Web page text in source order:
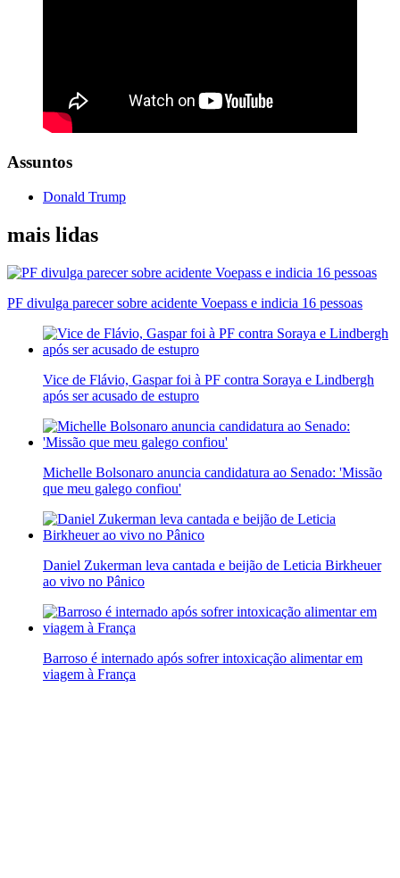
Assuntos
Donald Trump
mais lidas
PF divulga parecer sobre acidente Voepass e indicia 16 pessoas
Vice de Flávio, Gaspar foi à PF contra Soraya e Lindbergh
após ser acusado de estupro
Michelle Bolsonaro anuncia candidatura ao Senado: 'Missão
que meu galego confiou'
Daniel Zukerman leva cantada e beijão de Leticia Birkheuer
ao vivo no Pânico
Barroso é internado após sofrer intoxicação alimentar em
viagem à França